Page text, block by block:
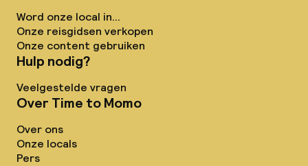
Word onze local in...
Onze reisgidsen verkopen
Onze content gebruiken
Hulp nodig?
Veelgestelde vragen
Over Time to Momo
Over ons
Onze locals
Pers